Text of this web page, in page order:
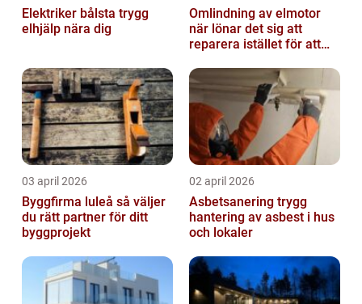
Elektriker bålsta trygg
elhjälp nära dig
Omlindning av elmotor
när lönar det sig att
reparera istället för att
03 april 2026
Byggfirma luleå så väljer
du rätt partner för ditt
byggprojekt
02 april 2026
Asbetsanering trygg
hantering av asbest i hus
och lokaler